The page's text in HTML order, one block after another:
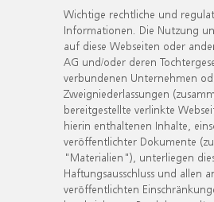
Wichtige rechtliche und
Informationen. Die Nutzung
auf diese Webseiten oder
AG und/oder deren
verbundenen Unternehmen
Zweigniederlassungen
bereitgestellte verlinkte
hierin enthaltenen Inhalte,
veröffentlichter Dokumente
"Materialien"), unterliegen
Haftungsausschluss und allen
veröffentlichten